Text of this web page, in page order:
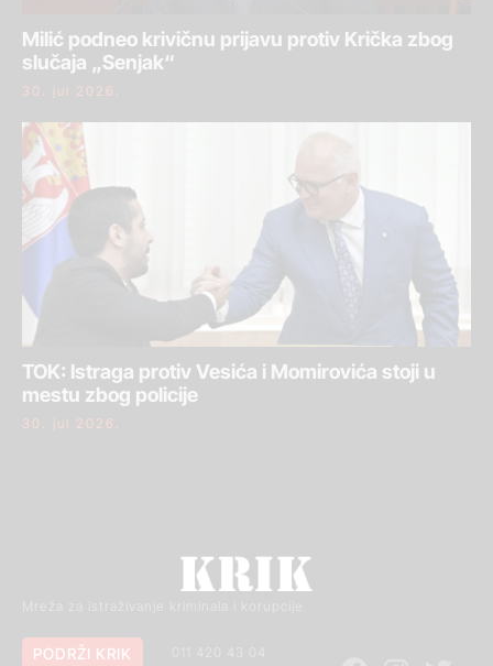
Milić podneo krivičnu prijavu protiv Krička zbog
slučaja „Senjak“
30. jul 2026.
TOK: Istraga protiv Vesića i Momirovića stoji u
mestu zbog policije
30. jul 2026.
Mreža za istraživanje kriminala i korupcije
011 420 43 04
PODRŽI KRIK